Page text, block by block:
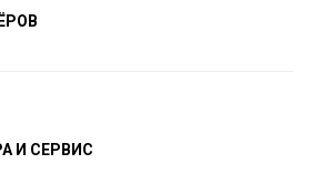
И СЕРВИС